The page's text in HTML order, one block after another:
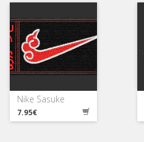
Nike Sasuke
7.95€